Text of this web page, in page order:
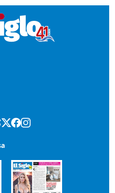
6 de agosto de 2026